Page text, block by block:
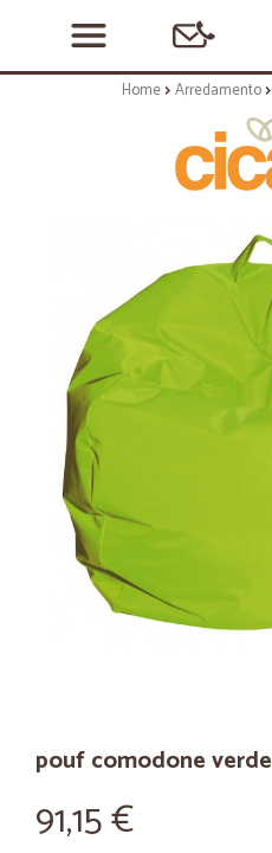
Home Arredamento
pouf comodone verde
91,15 €